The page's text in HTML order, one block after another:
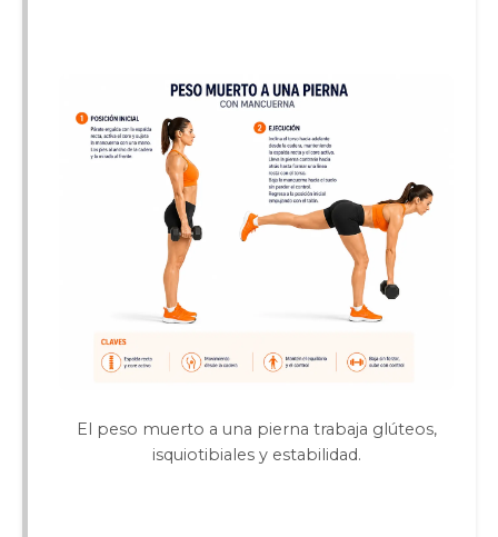
El peso muerto a una pierna trabaja glúteos,
isquiotibiales y estabilidad.